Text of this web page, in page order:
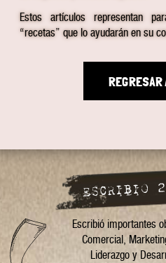
Estos artículos representan
“recetas” que lo ayudarán en su
REGRESAR
ESCRIBIO
Escribió importantes
Comercial,
Liderazgo y